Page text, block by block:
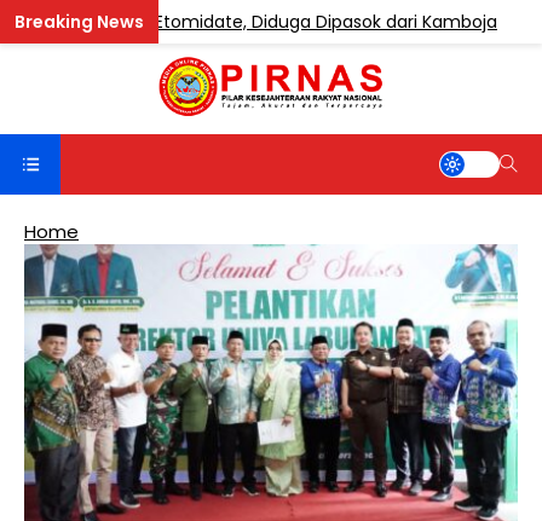
Etomidate, Diduga Dipasok dari Kamboja
Home